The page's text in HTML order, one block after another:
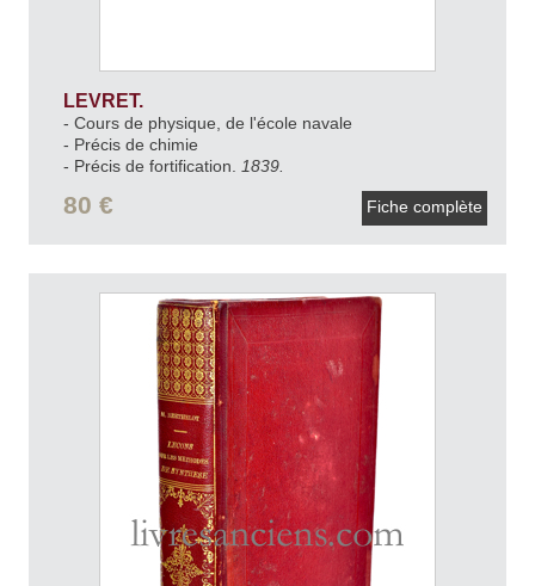
LEVRET.
- Cours de physique, de l'école navale
- Précis de chimie
- Précis de fortification.
1839.
80 € Fiche complète